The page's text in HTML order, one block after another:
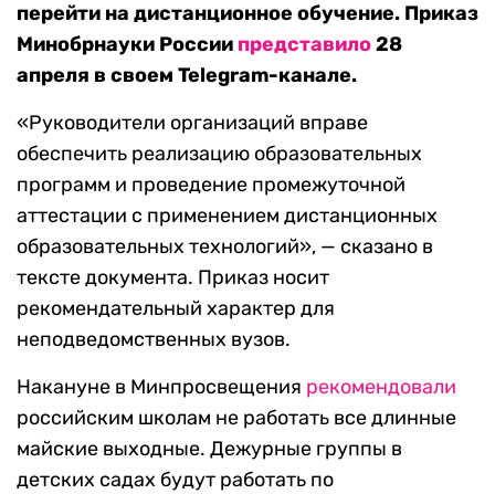
перейти на дистанционное обучение. Приказ
Минобрнауки России представило28
апреля в своем Telegram-канале.
«Руководители организаций вправе
обеспечить реализацию образовательных
программ и проведение промежуточной
аттестации с применением дистанционных
образовательных технологий», — сказано в
тексте документа. Приказ носит
рекомендательный характер для
неподведомственных вузов.
Накануне в Минпросвещения рекомендовали
российским школам не работать все длинные
майские выходные. Дежурные группы в
детских садах будут работать по